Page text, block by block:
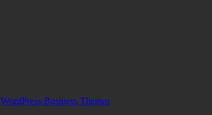
WordPress Business Themes